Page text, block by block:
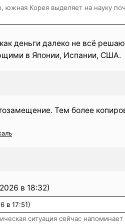
южная Корея выделяет на науку
деньги далеко не всё
в Японии, Испании, США.
Тем более
в 18:32)
в 17:51)
ситуация сейчас